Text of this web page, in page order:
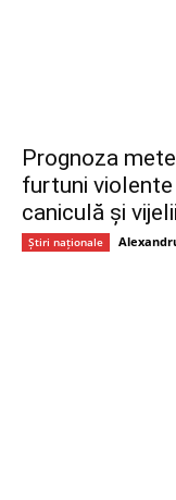
Prognoza
furtuni
caniculă și vijelii
Știri naționale